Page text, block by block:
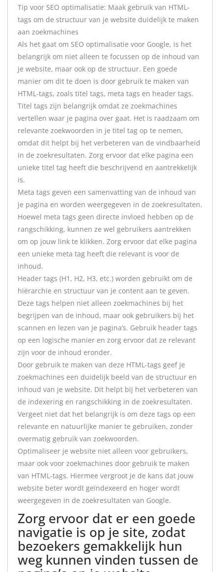
Tip voor SEO optimalisatie: Maak gebruik van HTML-
tags om de structuur van je website duidelijk te maken
aan zoekmachines
Als het gaat om SEO optimalisatie voor Google, is het
belangrijk om niet alleen te focussen op de inhoud van
je website, maar ook op de structuur. Een goede
manier om dit te doen is door gebruik te maken van
HTML-tags, zoals titel tags, meta tags en header tags.
Titel tags zijn belangrijk omdat ze zoekmachines
vertellen waar je pagina over gaat. Het is raadzaam om
relevante zoekwoorden in je titel tag op te nemen,
omdat dit helpt bij het verbeteren van de vindbaarheid
in de zoekresultaten. Zorg ervoor dat elke pagina een
unieke titel tag heeft die beschrijvend en aantrekkelijk
is.
Meta tags geven een samenvatting van de inhoud van
je pagina en worden weergegeven in de zoekresultaten.
Hoewel meta tags geen directe invloed hebben op de
rangschikking, kunnen ze wel gebruikers aantrekken
om op jouw link te klikken. Zorg ervoor dat elke pagina
een unieke meta tag heeft die relevant is voor de
inhoud.
Header tags (H1, H2, H3, etc.) worden gebruikt om de
hiërarchie en structuur van je content aan te geven.
Deze tags helpen niet alleen zoekmachines bij het
begrijpen van de inhoud, maar ook gebruikers bij het
scannen en lezen van je pagina’s. Gebruik header tags
op een logische manier en zorg ervoor dat ze relevant
zijn voor de inhoud eronder.
Door gebruik te maken van deze HTML-tags geef je
zoekmachines een duidelijk beeld van de structuur en
inhoud van je website. Dit helpt bij het verbeteren van
de indexering en rangschikking in de zoekresultaten.
Vergeet niet dat het belangrijk is om deze tags op een
relevante en natuurlijke manier te gebruiken, zonder
overmatig gebruik van zoekwoorden.
Optimaliseer je website niet alleen voor gebruikers,
maar ook voor zoekmachines door gebruik te maken
van HTML-tags. Hiermee vergroot je de kans dat jouw
website beter wordt geïndexeerd en hoger wordt
weergegeven in de zoekresultaten van Google.
Zorg ervoor dat er een goede
navigatie is op je site, zodat
bezoekers gemakkelijk hun
weg kunnen vinden tussen de